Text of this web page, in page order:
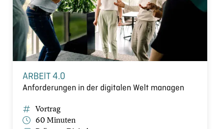
ARBEIT 4.0
Anforderungen in der digitalen Welt managen
Vortrag
60 Minuten